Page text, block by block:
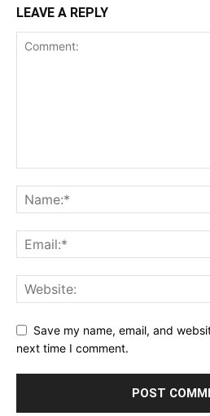
LEAVE A REPLY
Save my name, email, and
next time I comment.